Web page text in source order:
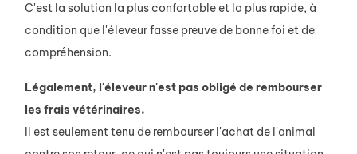
C'est la solution la plus confortable et la plus rapide, à
condition que l'éleveur fasse preuve de bonne foi et de
compréhension.
Légalement, l'éleveur n'est pas obligé de rembourser
les frais vétérinaires.
Il est seulement tenu de rembourser l'achat de l'animal